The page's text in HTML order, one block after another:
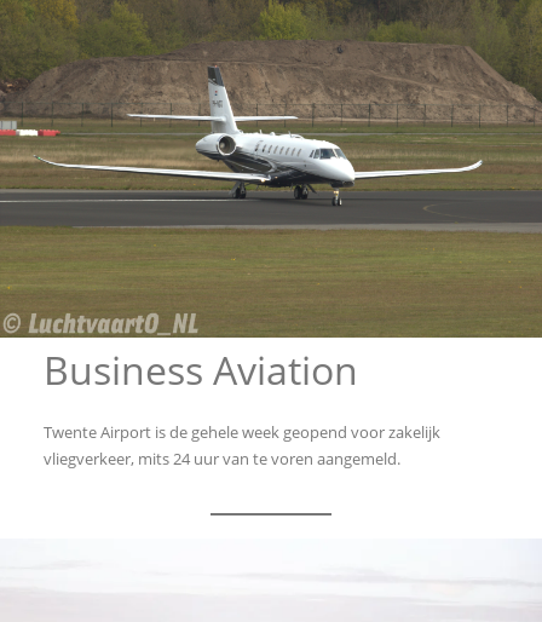
Business Aviation
Twente Airport is de gehele week geopend voor zakelijk
vliegverkeer, mits 24 uur van te voren aangemeld.